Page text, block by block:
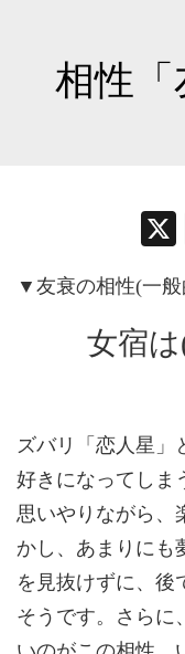
相性「
▼友衰の相性(一
女宿
ズバリ「恋人星」
好きになってしま
思いやりながら、
かし、あまりにも
を見抜けずに、後
そうです。さらに